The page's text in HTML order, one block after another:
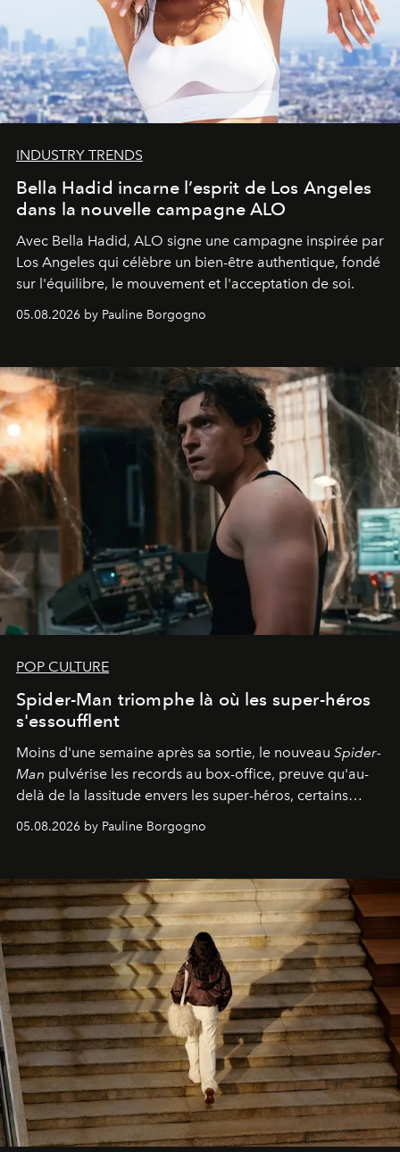
INDUSTRY TRENDS
Bella Hadid incarne l’esprit de Los Angeles
dans la nouvelle campagne ALO
Avec Bella Hadid, ALO signe une campagne inspirée par
Los Angeles qui célèbre un bien-être authentique, fondé
sur l'équilibre, le mouvement et l'acceptation de soi.
05.08.2026 by Pauline Borgogno
POP CULTURE
Spider-Man triomphe là où les super-héros
s'essoufflent
Moins d'une semaine après sa sortie, le nouveau Spider-
Man pulvérise les records au box-office, preuve qu'au-
delà de la lassitude envers les super-héros, certains
personnages continuent de susciter une ferveur intacte.
05.08.2026 by Pauline Borgogno